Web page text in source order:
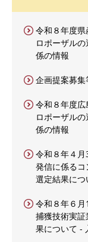
令和８年度
ロポーザル
係の情報
企画提案募
令和８年度
ロポーザル
係の情報
令和８年４月
発信に係るコ
選定結果に
令和８年６
捕獲技術実
果について -